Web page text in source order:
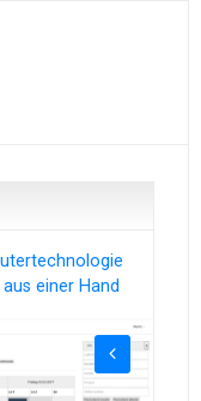
einer Hand